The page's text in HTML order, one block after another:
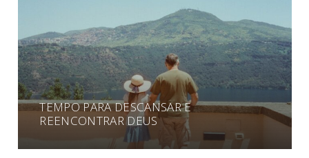
TEMPO PARA DESCANSAR E
REENCONTRAR DEUS